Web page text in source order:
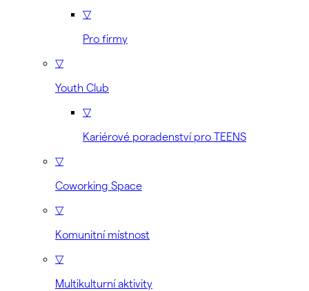
▽
Pro firmy
▽
Youth Club
▽
Kariérové poradenství pro TEENS
▽
Coworking Space
▽
Komunitní místnost
▽
Multikulturní aktivity